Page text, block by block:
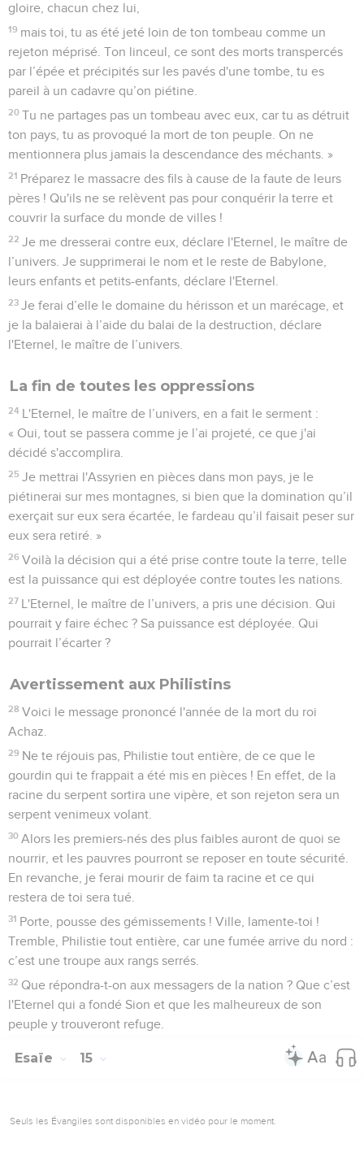
gloire, chacun chez lui,
19 mais toi, tu as été jeté loin de ton tombeau comme un
rejeton méprisé. Ton linceul, ce sont des morts transpercés
par l’épée et précipités sur les pavés d'une tombe, tu es
pareil à un cadavre qu’on piétine.
20 Tu ne partages pas un tombeau avec eux, car tu as détruit
ton pays, tu as provoqué la mort de ton peuple. On ne
mentionnera plus jamais la descendance des méchants. »
21 Préparez le massacre des fils à cause de la faute de leurs
pères ! Qu'ils ne se relèvent pas pour conquérir la terre et
couvrir la surface du monde de villes !
22 Je me dresserai contre eux, déclare l'Eternel, le maître de
l’univers. Je supprimerai le nom et le reste de Babylone,
leurs enfants et petits-enfants, déclare l'Eternel.
23 Je ferai d’elle le domaine du hérisson et un marécage, et
je la balaierai à l’aide du balai de la destruction, déclare
l'Eternel, le maître de l’univers.
La fin de toutes les oppressions
24 L'Eternel, le maître de l’univers, en a fait le serment :
« Oui, tout se passera comme je l’ai projeté, ce que j'ai
décidé s'accomplira.
25 Je mettrai l'Assyrien en pièces dans mon pays, je le
piétinerai sur mes montagnes, si bien que la domination qu’il
exerçait sur eux sera écartée, le fardeau qu’il faisait peser sur
eux sera retiré. »
26 Voilà la décision qui a été prise contre toute la terre, telle
est la puissance qui est déployée contre toutes les nations.
27 L'Eternel, le maître de l’univers, a pris une décision. Qui
pourrait y faire échec ? Sa puissance est déployée. Qui
pourrait l’écarter ?
Avertissement aux Philistins
28 Voici le message prononcé l'année de la mort du roi
Achaz.
29 Ne te réjouis pas, Philistie tout entière, de ce que le
gourdin qui te frappait a été mis en pièces ! En effet, de la
racine du serpent sortira une vipère, et son rejeton sera un
serpent venimeux volant.
30 Alors les premiers-nés des plus faibles auront de quoi se
nourrir, et les pauvres pourront se reposer en toute sécurité.
En revanche, je ferai mourir de faim ta racine et ce qui
restera de toi sera tué.
31 Porte, pousse des gémissements ! Ville, lamente-toi !
Tremble, Philistie tout entière, car une fumée arrive du nord :
c’est une troupe aux rangs serrés.
32 Que répondra-t-on aux messagers de la nation ? Que c’est
l'Eternel qui a fondé Sion et que les malheureux de son
peuple y trouveront refuge.
Esaïe 15
Seuls les Évangiles sont disponibles en vidéo pour le moment.